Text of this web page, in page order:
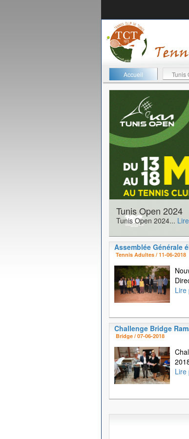
Accueil Tunis
Tunis Open 2024
Tunis Open 2024...
Assemblée Générale
Tennis Adultes / 11-06-2018
Lire
Challenge Bridge
Bridge / 07-06-2018
Lire